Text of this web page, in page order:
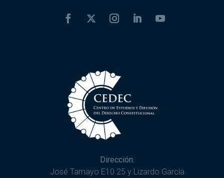
Dirección:
José Tamayo E10 25 y Lizardo García